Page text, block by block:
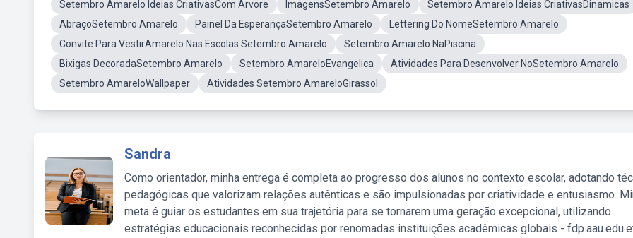
Setembro Amarelo Ideias CriativasCom Arvore
ImagensSetembro Amarelo
Setembro Amarelo Ideias CriativasDinamicas
AbraçoSetembro Amarelo
Painel Da EsperançaSetembro Amarelo
Lettering Do NomeSetembro Amarelo
Convite Para VestirAmarelo Nas Escolas Setembro Amarelo
Setembro Amarelo NaPiscina
Bixigas DecoradaSetembro Amarelo
Setembro AmareloEvangelica
Atividades Para Desenvolver NoSetembro Amarelo
Setembro AmareloWallpaper
Atividades Setembro AmareloGirassol
Sandra
Como orientador, minha entrega é completa ao progresso dos alunos no contexto escolar, adotando
pedagógicas que valorizam relações autênticas e são impulsionadas por criatividade e entusiasmo.
meta é guiar os estudantes em sua trajetória para se tornarem uma geração excepcional, utilizando
estratégias educacionais reconhecidas por renomadas instituições acadêmicas globais -